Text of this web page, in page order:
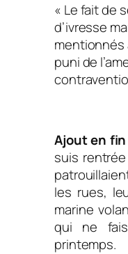
« Le fait de
d’ivresse
mentionnés
puni de
Ajout en
suis
les rues,
marine
qui ne
printemps.